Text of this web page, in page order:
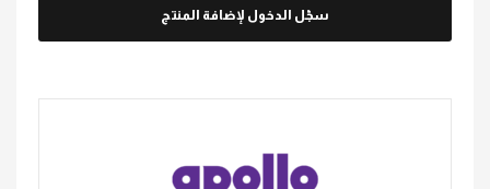
سجّل الدخول لإضافة المنتج